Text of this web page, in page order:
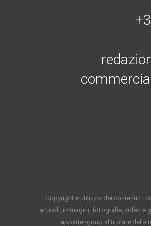
Copyright e utilizzo dei contenuti I
articoli, immagini, fotografie, video e
appartengono al titolare del